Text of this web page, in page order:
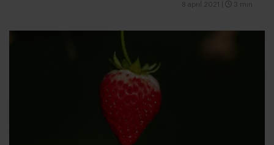
8 april 2021 3 min